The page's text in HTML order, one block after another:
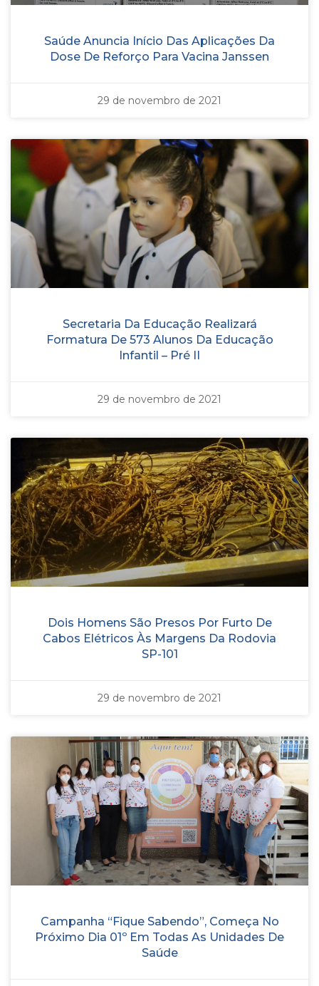
Saúde Anuncia Início Das Aplicações Da
Dose De Reforço Para Vacina Janssen
29 de novembro de 2021
Secretaria Da Educação Realizará
Formatura De 573 Alunos Da Educação
Infantil – Pré II
29 de novembro de 2021
Dois Homens São Presos Por Furto De
Cabos Elétricos Às Margens Da Rodovia
SP-101
29 de novembro de 2021
Campanha “Fique Sabendo”, Começa No
Próximo Dia 01º Em Todas As Unidades De
Saúde